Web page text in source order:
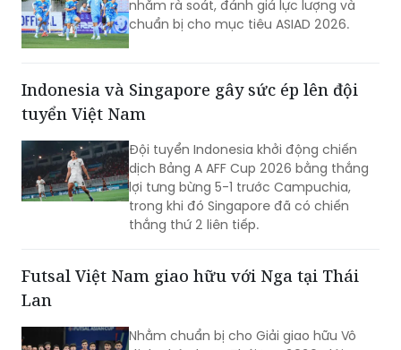
ASIAD 2026
chuẩn bị cho mục tiêu ASIAD 2026.
Indonesia và Singapore gây sức ép lên đội
tuyển Việt Nam
Đội tuyển Indonesia khởi động chiến
dịch Bảng A AFF Cup 2026 bằng thắng
trong khi đó Singapore đã có chiến
thắng thứ 2 liên tiếp.
Futsal Việt Nam giao hữu với Nga tại Thái